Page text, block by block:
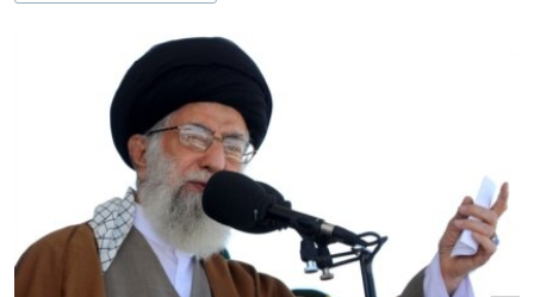
ՏԱՐԱԾԱՇՐՋԱՆ
ՄԻՋԱԶԳԱՅԻՆ
ՄՇԱԿՈՒՅԹ
ՄԵԿՆԱԲԱՆՈՒԹՅՈՒՆ